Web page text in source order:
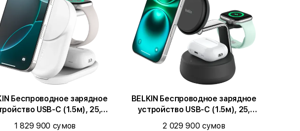
Беспроводное зарядное
USB-C (1.5м), 25,
Белый
1 829 900 сумов
BELKIN Беспроводное зарядное
устройство USB-C (1.5м), 25,
Чёрный
2 029 900 сумов